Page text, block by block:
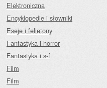
Elektroniczna
Encyklopedie i słowniki
Eseje i felietony
Fantastyka i horror
Fantastyka i s-f
Film
Film